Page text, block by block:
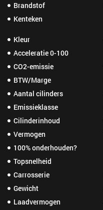
Brandstof
Kenteken
Kleur
Acceleratie 0-100
CO2-emissie
BTW/Marge
Aantal cilinders
Emissieklasse
Cilinderinhoud
Vermogen
100% onderhouden?
Topsnelheid
Carrosserie
Gewicht
Laadvermogen